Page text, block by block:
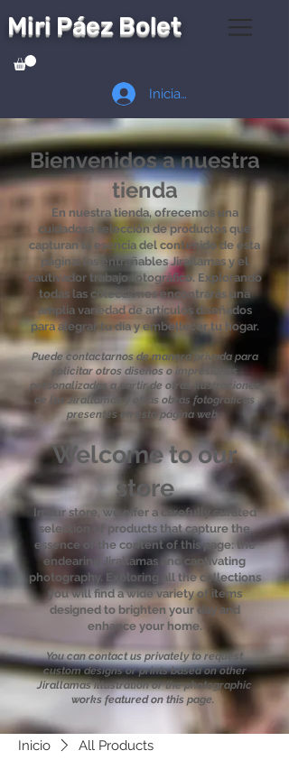
Miri Páez Bolet
Iniciar sesión
Bienvenidos a nuestra
tienda
En nuestra tienda, ofrecemos una
cuidadosa selección de productos que
capturan la esencia del contenido de esta
página: las entrañables Jirallamas y el
cautivador trabajo fotográfico. Explorando
todas las colecciones encontrarás una
amplia variedad de artículos diseñados
para alegrar tu día y embellecer tu hogar.
Puede contactarnos de manera privada para
solicitar otros diseños o impresiones
personalizadas a partir de otras ilustraciones
de las Jirallamas y otras obras fotográficas
presentes en esta página web.
Welcome to our
store
In our store, we offer a carefully curated
selection of products that capture the
essence of the content of this page: the
endearing Jirallamas and captivating
photography. Exploring all the collections
you will find a wide variety of items
designed to brighten your day and
enhance your home.
You can contact us privately to request
custom designs or prints based on other
Jirallamas illustration or the photographic
works featured on this page.
Inicio All Products